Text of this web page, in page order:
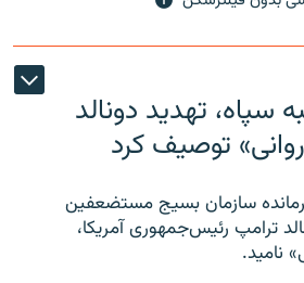
سپاه، تهدید دونالد
توصیف کرد
سازمان بسیج مستضعفین
ترامپ رئیس‌جمهوری آمریکا،
نامید.